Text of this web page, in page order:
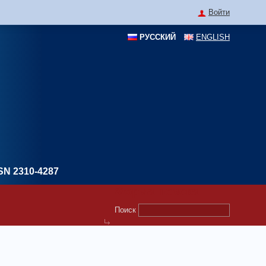
Войти
2310-4287
РУССКИЙ ENGLISH
Поиск